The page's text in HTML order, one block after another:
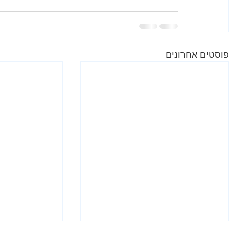
פוסטים אחרונים